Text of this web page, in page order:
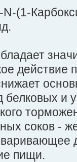
(1-
действие
белковых и
соков -
пищи.